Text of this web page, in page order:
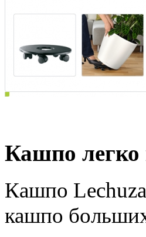
Кашпо легко
Кашпо Lechuza
кашпо